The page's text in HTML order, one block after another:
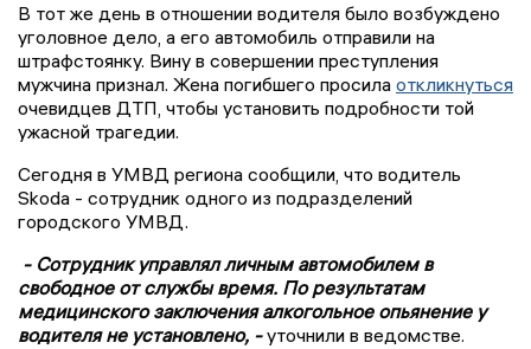
В тот же день в отношении водителя было возбуждено
уголовное дело, а его автомобиль отправили на
штрафстоянку. Вину в совершении преступления
мужчина признал. Жена погибшего просила откликнуться
очевидцев ДТП, чтобы установить подробности той
ужасной трагедии.
Сегодня в УМВД региона сообщили, что водитель
Skoda - сотрудник одного из подразделений
городского УМВД.
- Сотрудник управлял личным автомобилем в
свободное от службы время. По результатам
медицинского заключения алкогольное опьянение у
водителя не установлено, -уточнили в ведомстве.